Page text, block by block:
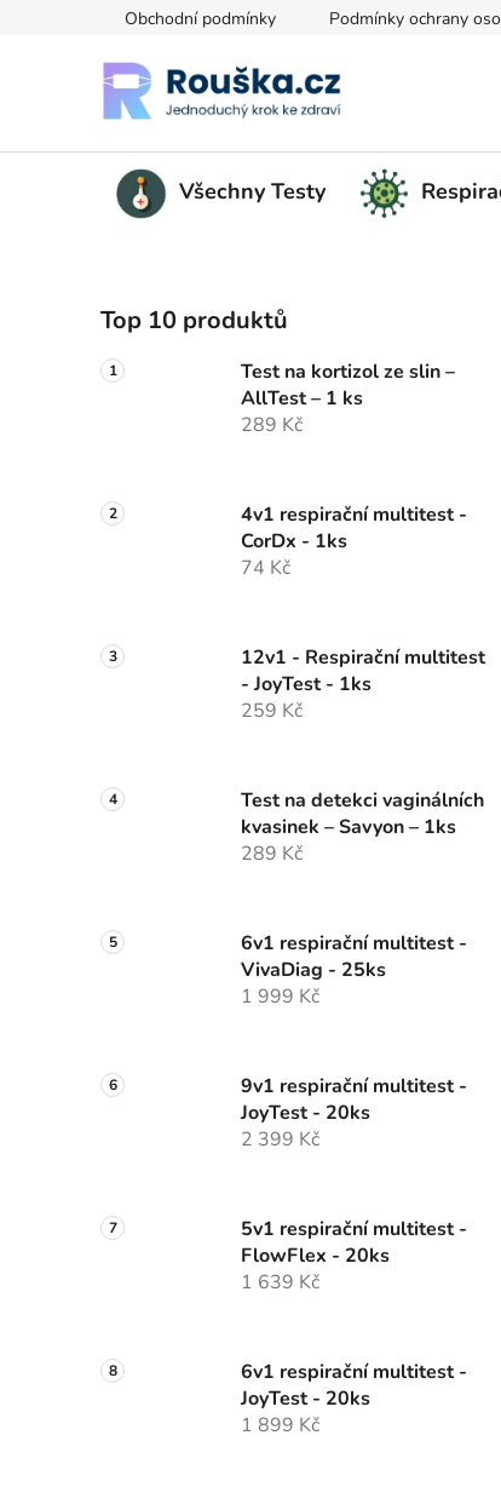
Přejít na obsahObchodní podmínky Podmínky ochrany
Všechny Testy
Top 10 produktů
Test na kortizol ze slin –
AllTest – 1 ks
289 Kč
4v1 respirační multitest -
CorDx - 1ks
74 Kč
12v1 - Respirační multitest
- JoyTest - 1ks
259 Kč
Test na detekci vaginálních
kvasinek – Savyon – 1ks
289 Kč
6v1 respirační multitest -
VivaDiag - 25ks
1 999 Kč
9v1 respirační multitest -
JoyTest - 20ks
2 399 Kč
5v1 respirační multitest -
FlowFlex - 20ks
1 639 Kč
6v1 respirační multitest -
JoyTest - 20ks
1 899 Kč